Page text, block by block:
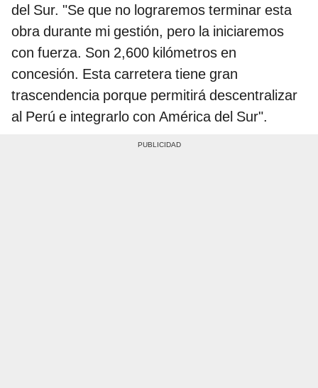
del Sur. "Se que no lograremos terminar esta
obra durante mi gestión, pero la iniciaremos
con fuerza. Son 2,600 kilómetros en
concesión. Esta carretera tiene gran
trascendencia porque permitirá descentralizar
al Perú e integrarlo con América del Sur".